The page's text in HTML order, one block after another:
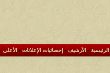
الرئيسية- الأرشيف - إحصائيات الإعلانات- الأعلى